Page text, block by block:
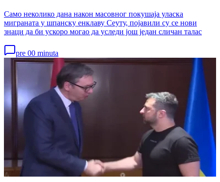
Само неколико дана након масовног покушаја уласка
миграната у шпанску енклаву Сеуту, појавили су се нови
знаци да би ускоро могао да уследи још један сличан талас
pre 00 minuta